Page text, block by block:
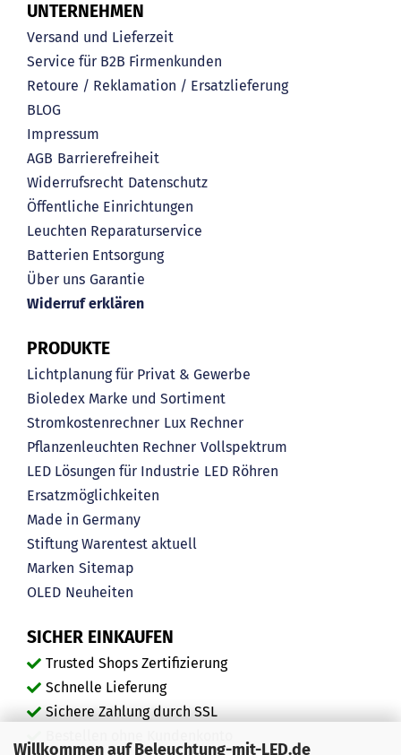
Willkommen auf Beleuchtung-mit-LED.de
UNTERNEHMEN
Versand und Lieferzeit
Service für B2B Firmenkunden
Retoure / Reklamation / Ersatzlieferung
BLOG
Impressum
AGB Barrierefreiheit
Widerrufsrecht Datenschutz
Öffentliche Einrichtungen
Leuchten Reparaturservice
Batterien Entsorgung
Über uns Garantie
Widerruf erklären
PRODUKTE
Lichtplanung für Privat & Gewerbe
Bioledex Marke und Sortiment
Stromkostenrechner Lux Rechner
Pflanzenleuchten Rechner Vollspektrum
LED Lösungen für Industrie LED Röhren
Ersatzmöglichkeiten
Made in Germany
Stiftung Warentest aktuell
Marken Sitemap
OLED Neuheiten
SICHER EINKAUFEN
Trusted Shops Zertifizierung
Schnelle Lieferung
Sichere Zahlung durch SSL